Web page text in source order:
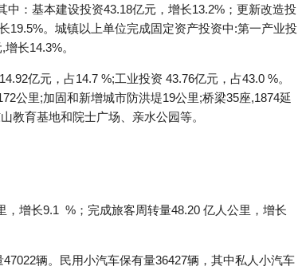
：基本建设投资43.18亿元，增长13.2%；更新改造投
19.5%。城镇以上单位完成固定资产投资中:第一产业投
长14.3%。
亿元，占14.7 %;工业投资 43.76亿元，占43.0 %。
公里;加固和新增城市防洪堤19公里;桥梁35座,1874延
教育基地和院士广场、亲水公园等。
增长9.1 %；完成旅客周转量48.20 亿人公里，增长
辆。民用小汽车保有量36427辆，其中私人小汽车